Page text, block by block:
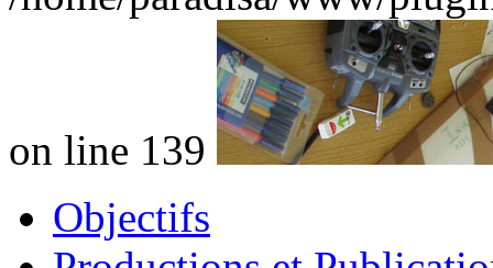
on line 139
Objectifs